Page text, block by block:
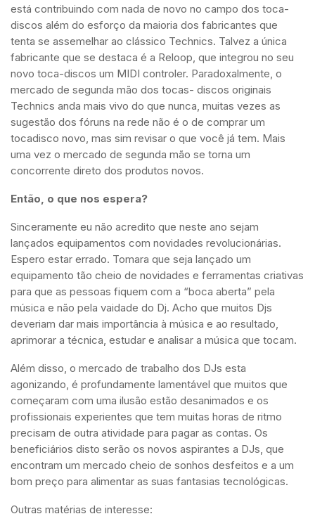
está contribuindo com nada de novo no campo dos toca-
discos além do esforço da maioria dos fabricantes que
tenta se assemelhar ao clássico Technics. Talvez a única
fabricante que se destaca é a Reloop, que integrou no seu
novo toca-discos um MIDI controler. Paradoxalmente, o
mercado de segunda mão dos tocas- discos originais
Technics anda mais vivo do que nunca, muitas vezes as
sugestão dos fóruns na rede não é o de comprar um
tocadisco novo, mas sim revisar o que você já tem. Mais
uma vez o mercado de segunda mão se torna um
concorrente direto dos produtos novos.
Então, o que nos espera?
Sinceramente eu não acredito que neste ano sejam
lançados equipamentos com novidades revolucionárias.
Espero estar errado. Tomara que seja lançado um
equipamento tão cheio de novidades e ferramentas criativas
para que as pessoas fiquem com a “boca aberta” pela
música e não pela vaidade do Dj. Acho que muitos Djs
deveriam dar mais importância à música e ao resultado,
aprimorar a técnica, estudar e analisar a música que tocam.
Além disso, o mercado de trabalho dos DJs esta
agonizando, é profundamente lamentável que muitos que
começaram com uma ilusão estão desanimados e os
profissionais experientes que tem muitas horas de ritmo
precisam de outra atividade para pagar as contas. Os
beneficiários disto serão os novos aspirantes a DJs, que
encontram um mercado cheio de sonhos desfeitos e a um
bom preço para alimentar as suas fantasias tecnológicas.
Outras matérias de interesse: